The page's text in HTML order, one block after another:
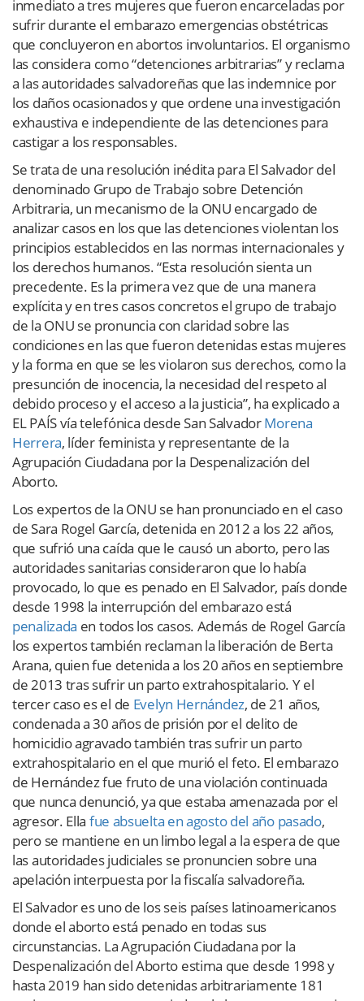
inmediato a tres mujeres que fueron encarceladas por
sufrir durante el embarazo emergencias obstétricas
que concluyeron en abortos involuntarios. El organismo
las considera como “detenciones arbitrarias” y reclama
a las autoridades salvadoreñas que las indemnice por
los daños ocasionados y que ordene una investigación
exhaustiva e independiente de las detenciones para
castigar a los responsables.
Se trata de una resolución inédita para El Salvador del
denominado Grupo de Trabajo sobre Detención
Arbitraria, un mecanismo de la ONU encargado de
analizar casos en los que las detenciones violentan los
principios establecidos en las normas internacionales y
los derechos humanos. “Esta resolución sienta un
precedente. Es la primera vez que de una manera
explícita y en tres casos concretos el grupo de trabajo
de la ONU se pronuncia con claridad sobre las
condiciones en las que fueron detenidas estas mujeres
y la forma en que se les violaron sus derechos, como la
presunción de inocencia, la necesidad del respeto al
debido proceso y el acceso a la justicia”, ha explicado a
EL PAÍS vía telefónica desde San SalvadorMorena
Herrera, líder feminista y representante de la
Agrupación Ciudadana por la Despenalización del
Aborto.
Los expertos de la ONU se han pronunciado en el caso
de Sara Rogel García, detenida en 2012 a los 22 años,
que sufrió una caída que le causó un aborto, pero las
autoridades sanitarias consideraron que lo había
provocado, lo que es penado en El Salvador, país donde
desde 1998 la interrupción del embarazo está
penalizada en todos los casos. Además de Rogel García
los expertos también reclaman la liberación de Berta
Arana, quien fue detenida a los 20 años en septiembre
de 2013 tras sufrir un parto extrahospitalario. Y el
tercer caso es el de Evelyn Hernández, de 21 años,
condenada a 30 años de prisión por el delito de
homicidio agravado también tras sufrir un parto
extrahospitalario en el que murió el feto. El embarazo
de Hernández fue fruto de una violación continuada
que nunca denunció, ya que estaba amenazada por el
agresor. Ella fue absuelta en agosto del año pasado,
pero se mantiene en un limbo legal a la espera de que
las autoridades judiciales se pronuncien sobre una
apelación interpuesta por la fiscalía salvadoreña.
El Salvador es uno de los seis países latinoamericanos
donde el aborto está penado en todas sus
circunstancias. La Agrupación Ciudadana por la
Despenalización del Aborto estima que desde 1998 y
hasta 2019 han sido detenidas arbitrariamente 181